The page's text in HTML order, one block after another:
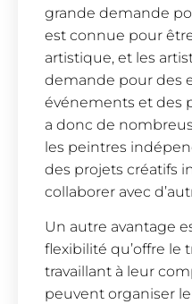
grande demande
est connue pour
artistique, et les
demande pour des
événements et des
a donc de
les peintres
des projets créatifs
collaborer avec
Un autre avantage
flexibilité qu’offre le
travaillant à leur
peuvent organiser